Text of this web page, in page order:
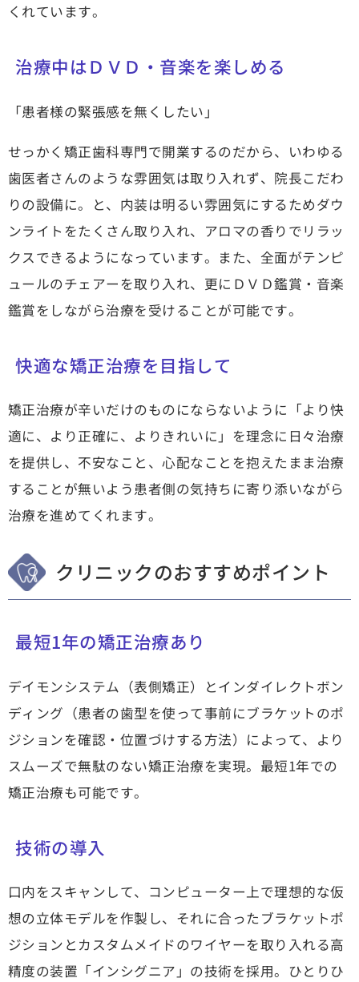
くれています。
治療中はＤＶＤ・音楽を楽しめる
「患者様の緊張感を無くしたい」
せっかく矯正歯科専門で開業するのだから、いわゆる
歯医者さんのような雰囲気は取り入れず、院長こだわ
りの設備に。と、内装は明るい雰囲気にするためダウ
ンライトをたくさん取り入れ、アロマの香りでリラッ
クスできるようになっています。また、全面がテンピ
ュールのチェアーを取り入れ、更にＤＶＤ鑑賞・音楽
鑑賞をしながら治療を受けることが可能です。
快適な矯正治療を目指して
矯正治療が辛いだけのものにならないように「より快
適に、より正確に、よりきれいに」を理念に日々治療
を提供し、不安なこと、心配なことを抱えたまま治療
することが無いよう患者側の気持ちに寄り添いながら
治療を進めてくれます。
クリニックのおすすめポイント
最短1年の矯正治療あり
デイモンシステム（表側矯正）とインダイレクトボン
ディング（患者の歯型を使って事前にブラケットのポ
ジションを確認・位置づけする方法）によって、より
スムーズで無駄のない矯正治療を実現。 最短1年での
矯正治療も可能です。
技術の導入
口内をスキャンして、コンピューター上で理想的な仮
想の立体モデルを作製し、それに合ったブラケットポ
ジションとカスタムメイドのワイヤーを取り入れる高
精度の装置「インシグニア」の技術を採用。ひとりひ